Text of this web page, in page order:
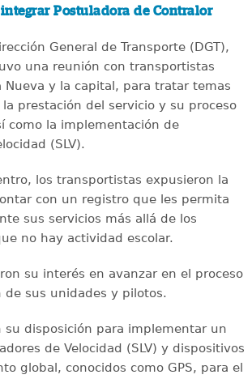
Postuladora de Contralor
General de Transporte (DGT),
una reunión con transportistas
Nueva y la capital, para tratar temas
prestación del servicio y su proceso
como la implementación de
(SLV).
los transportistas expusieron la
con un registro que les permita
sus servicios más allá de los
no hay actividad escolar.
su interés en avanzar en el proceso
de sus unidades y pilotos.
su disposición para implementar un
de Velocidad (SLV) y dispositivos
global, conocidos como GPS, para el